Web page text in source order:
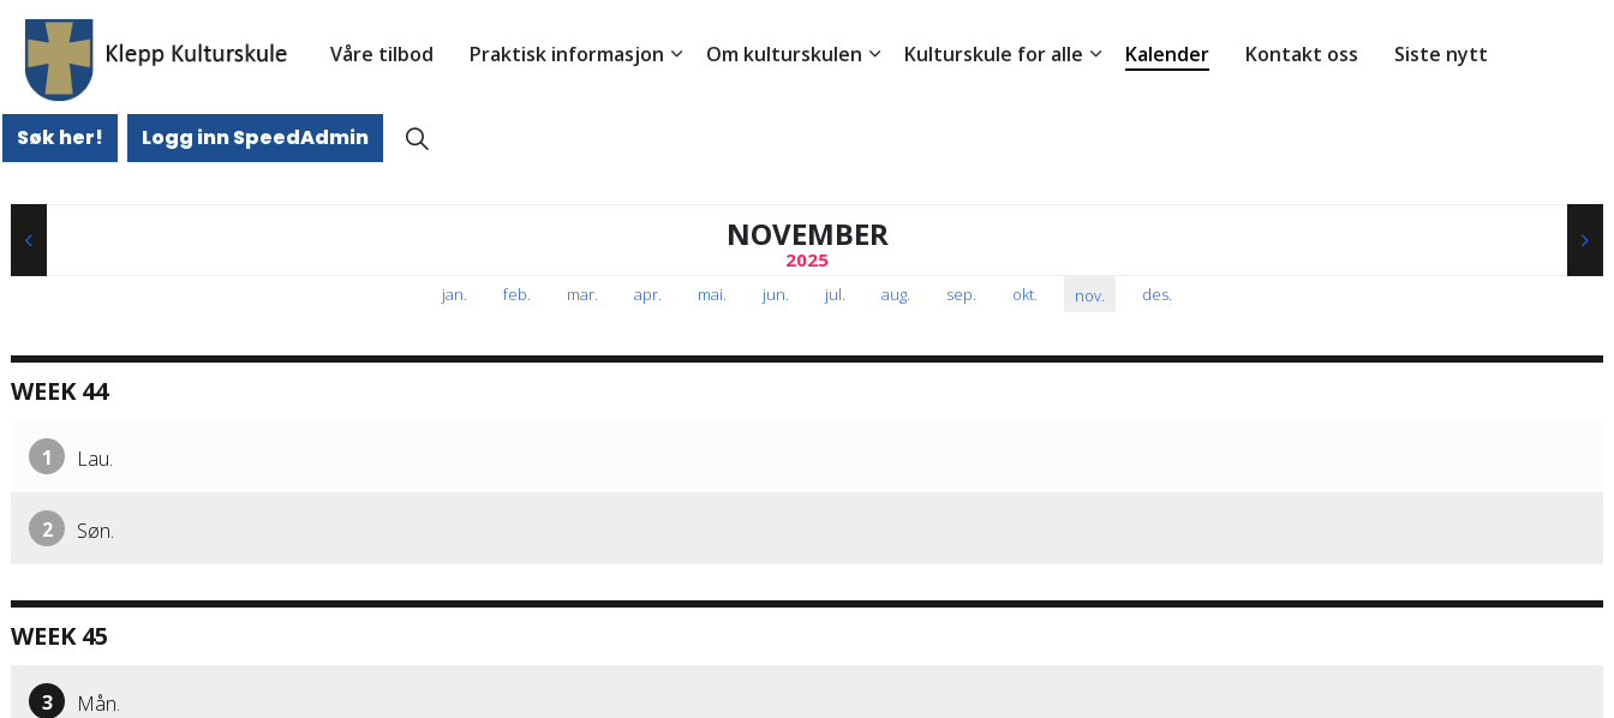
Våre tilbod Praktisk informasjon Om kulturskulen Kulturskule for alle Kalender Kontakt oss Siste nytt
Søk her! Logg inn SpeedAdmin
NOVEMBER
2025
jan. feb. mar. apr. mai. jun. jul. aug. sep. okt. nov. des.
WEEK 44
1 Lau.
2 Søn.
WEEK 45
3 Mån.